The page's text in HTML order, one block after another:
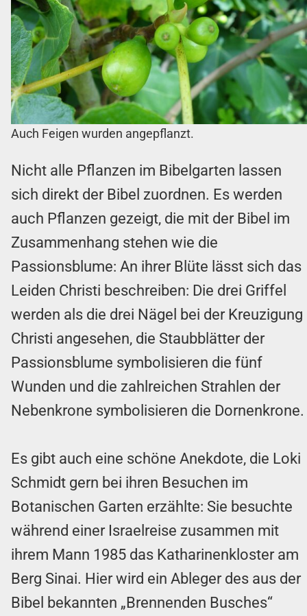
Auch Feigen wurden angepflanzt.
Nicht alle Pflanzen im Bibelgarten lassen
sich direkt der Bibel zuordnen. Es werden
auch Pflanzen gezeigt, die mit der Bibel im
Zusammenhang stehen wie die
Passionsblume: An ihrer Blüte lässt sich das
Leiden Christi beschreiben: Die drei Griffel
werden als die drei Nägel bei der Kreuzigung
Christi angesehen, die Staubblätter der
Passionsblume symbolisieren die fünf
Wunden und die zahlreichen Strahlen der
Nebenkrone symbolisieren die Dornenkrone.
Es gibt auch eine schöne Anekdote, die Loki
Schmidt gern bei ihren Besuchen im
Botanischen Garten erzählte: Sie besuchte
während einer Israelreise zusammen mit
ihrem Mann 1985 das Katharinenkloster am
Berg Sinai. Hier wird ein Ableger des aus der
Bibel bekannten „Brennenden Busches“